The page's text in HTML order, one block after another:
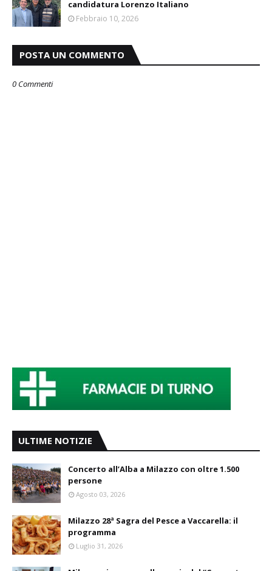
candidatura Lorenzo Italiano
Febbraio 10, 2026
POSTA UN COMMENTO
0 Commenti
ULTIME NOTIZIE
Concerto all’Alba a Milazzo con oltre 1.500
persone
Agosto 03, 2026
Milazzo 28ª Sagra del Pesce a Vaccarella: il
programma
Luglio 31, 2026